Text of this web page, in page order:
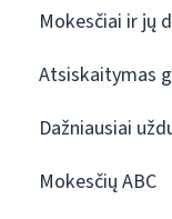
Mokesčiai ir jų
Atsiskaitymas
Dažniausiai
Mokesčių ABC